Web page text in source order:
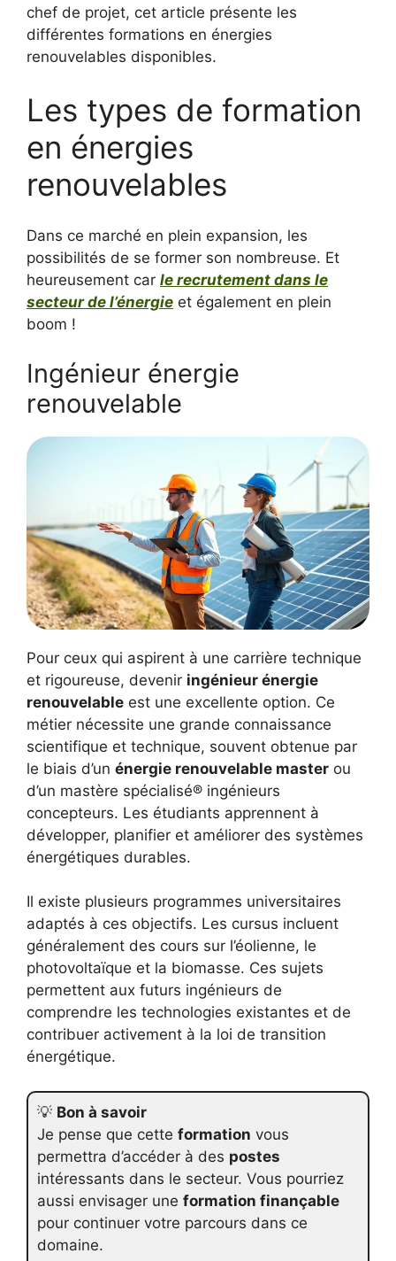
chef de projet, cet article présente les
différentes formations en énergies
renouvelables disponibles.
Les types de formation
en énergies
renouvelables
Dans ce marché en plein expansion, les
possibilités de se former son nombreuse. Et
heureusement car le recrutement dans le
secteur de l’énergie et également en plein
boom !
Ingénieur énergie
renouvelable
Pour ceux qui aspirent à une carrière technique
et rigoureuse, devenir ingénieur énergie
renouvelable est une excellente option. Ce
métier nécessite une grande connaissance
scientifique et technique, souvent obtenue par
le biais d’un énergie renouvelable master ou
d’un mastère spécialisé® ingénieurs
concepteurs. Les étudiants apprennent à
développer, planifier et améliorer des systèmes
énergétiques durables.
Il existe plusieurs programmes universitaires
adaptés à ces objectifs. Les cursus incluent
généralement des cours sur l’éolienne, le
photovoltaïque et la biomasse. Ces sujets
permettent aux futurs ingénieurs de
comprendre les technologies existantes et de
contribuer activement à la loi de transition
énergétique.
💡 Bon à savoir
Je pense que cette formation vous
permettra d’accéder à des postes
intéressants dans le secteur. Vous pourriez
aussi envisager une formation finançable
pour continuer votre parcours dans ce
domaine.